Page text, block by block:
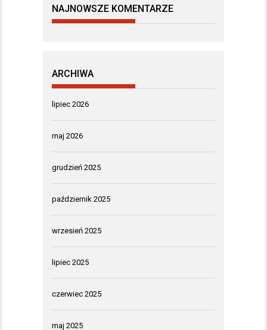
NAJNOWSZE KOMENTARZE
ARCHIWA
lipiec 2026
maj 2026
grudzień 2025
październik 2025
wrzesień 2025
lipiec 2025
czerwiec 2025
maj 2025